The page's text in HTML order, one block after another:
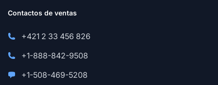
Contactos de ventas
+421 2 33 456 826
+1-888-842-9508
+1-508-469-5208